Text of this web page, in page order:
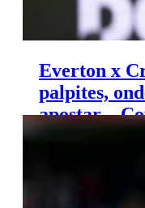
Everton x
palpites,
apostar –
(17/01)